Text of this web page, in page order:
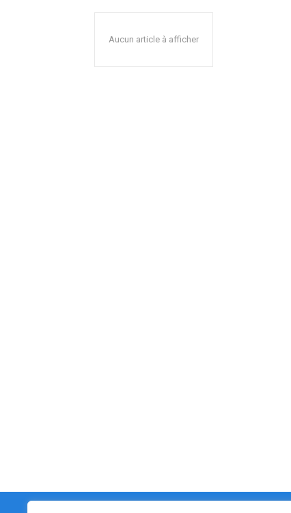
Aucun article à afficher